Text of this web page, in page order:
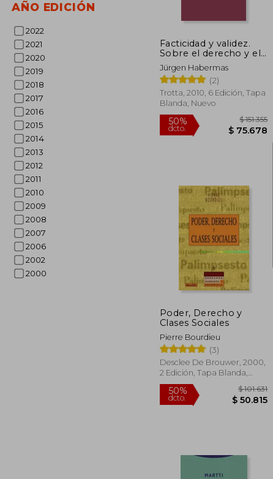
AÑO EDICIÓN
2022
2021
2020
2019
2018
2017
2016
2015
2014
2013
2012
2011
2010
2009
2008
2007
2006
2002
2000
Facticidad y validez.
Sobre el derecho y el
Estado democrático
de derecho en
términos de teoría del
discurso
Jürgen Habermas
(2)
Trotta, 2010, 6 Edición, Tapa
Blanda, Nuevo
50%
dcto. $
Poder, Derecho y
Clases Sociales
Pierre Bourdieu
(3)
Desclee De Brouwer, 2000,
2 Edición, Tapa Blanda,
Nuevo